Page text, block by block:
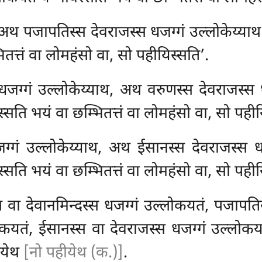
पजापतिस्स देवराजस्स धजग्गं
वा लोमहंसो वा, सो पहीयिस्सति’.
उल्लोकेय्याथ, अथ वरुणस्स देवराजस्स
भयं वा छम्भितत्तं वा लोमहंसो वा, सो
उल्लोकेय्याथ, अथ ईसानस्स देवराजस्स
भयं वा छम्भितत्तं वा लोमहंसो वा, सो
देवानमिन्दस्स धजग्गं उल्लोकयतं,
ईसानस्स वा देवराजस्स धजग्गं
[नो पहीयेथ (क.)] .